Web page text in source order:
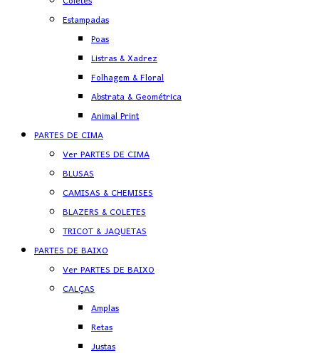
Estampadas
Poas
Listras & Xadrez
Folhagem & Floral
Abstrata & Geométrica
Animal Print
PARTES DE CIMA
Ver PARTES DE CIMA
BLUSAS
CAMISAS & CHEMISES
BLAZERS & COLETES
TRICOT & JAQUETAS
PARTES DE BAIXO
Ver PARTES DE BAIXO
CALÇAS
Amplas
Retas
Justas